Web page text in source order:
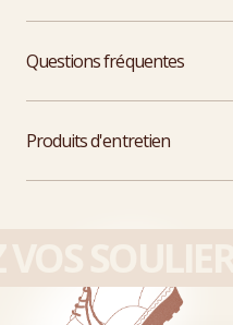
Questions fréquentes
Produits d'entretien